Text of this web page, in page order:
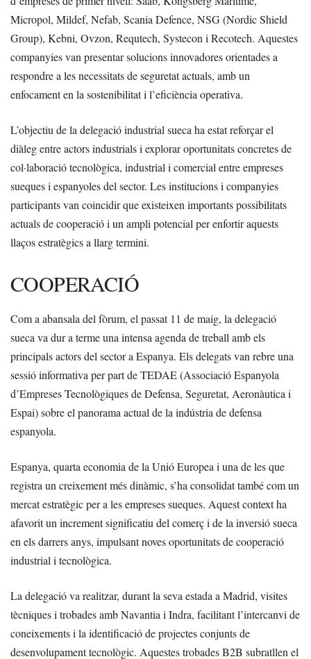
Micropol, Mildef, Nefab, Scania Defence, NSG (Nordic Shield
Group), Kebni, Ovzon, Requtech, Systecon i Recotech. Aquestes
companyies van presentar solucions innovadores orientades a
respondre a les necessitats de seguretat actuals, amb un
enfocament en la sostenibilitat i l’eficiència operativa.
L’objectiu de la delegació industrial sueca ha estat reforçar el
diàleg entre actors industrials i explorar oportunitats concretes de
col·laboració tecnològica, industrial i comercial entre empreses
sueques i espanyoles del sector. Les institucions i companyies
participants van coincidir que existeixen importants possibilitats
actuals de cooperació i un ampli potencial per enfortir aquests
llaços estratègics a llarg termini.
COOPERACIÓ
Com a abansala del fòrum, el passat 11 de maig, la delegació
sueca va dur a terme una intensa agenda de treball amb els
principals actors del sector a Espanya. Els delegats van rebre una
sessió informativa per part de TEDAE (Associació Espanyola
d’Empreses Tecnològiques de Defensa, Seguretat, Aeronàutica i
Espai) sobre el panorama actual de la indústria de defensa
espanyola.
Espanya, quarta economia de la Unió Europea i una de les que
registra un creixement més dinàmic, s’ha consolidat també com un
mercat estratègic per a les empreses sueques. Aquest context ha
afavorit un increment significatiu del comerç i de la inversió sueca
en els darrers anys, impulsant noves oportunitats de cooperació
industrial i tecnològica.
La delegació va realitzar, durant la seva estada a Madrid, visites
tècniques i trobades amb Navantia i Indra, facilitant l’intercanvi de
coneixements i la identificació de projectes conjunts de
desenvolupament tecnològic. Aquestes trobades B2B subratllen el